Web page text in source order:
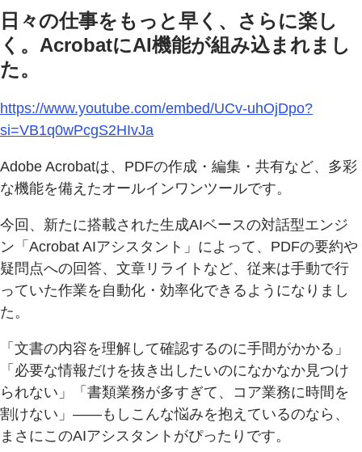
日々の仕事をもっと早く、さらに楽し
く。AcrobatにAI機能が組み込まれまし
た。
https://www.youtube.com/embed/UCv-uhOjDpo?
si=VB1q0wPcgS2HIvJa
Adobe Acrobatは、PDFの作成・編集・共有など、多彩
な機能を備えたオールインワンツールです。
今回、新たに搭載された生成AIベースの対話型エンジ
ン「Acrobat AIアシスタント」によって、PDFの要約や
疑問点への回答、文章リライトなど、従来は手動で行
っていた作業を自動化・効率化できるようになりまし
た。
「文書の内容を理解して確認するのに手間がかかる」
「必要な情報だけを抜き出したいのになかなか見つけ
られない」「書類業務が多すぎて、コア業務に時間を
割けない」――もしこんな悩みを抱えているのなら、
まさにこのAIアシスタントがぴったりです。